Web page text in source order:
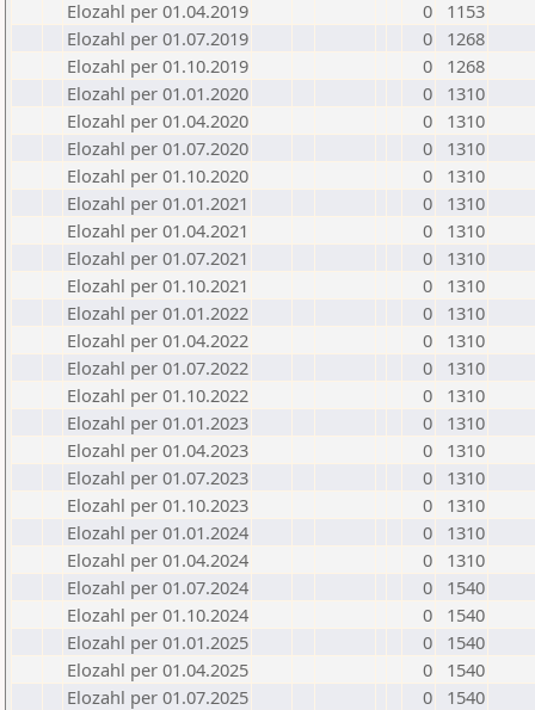
Elozahl per 01.04.2019
0
1153
Elozahl per 01.07.2019
0
1268
Elozahl per 01.10.2019
0
1268
Elozahl per 01.01.2020
0
1310
Elozahl per 01.04.2020
0
1310
Elozahl per 01.07.2020
0
1310
Elozahl per 01.10.2020
0
1310
Elozahl per 01.01.2021
0
1310
Elozahl per 01.04.2021
0
1310
Elozahl per 01.07.2021
0
1310
Elozahl per 01.10.2021
0
1310
Elozahl per 01.01.2022
0
1310
Elozahl per 01.04.2022
0
1310
Elozahl per 01.07.2022
0
1310
Elozahl per 01.10.2022
0
1310
Elozahl per 01.01.2023
0
1310
Elozahl per 01.04.2023
0
1310
Elozahl per 01.07.2023
0
1310
Elozahl per 01.10.2023
0
1310
Elozahl per 01.01.2024
0
1310
Elozahl per 01.04.2024
0
1310
Elozahl per 01.07.2024
0
1540
Elozahl per 01.10.2024
0
1540
Elozahl per 01.01.2025
0
1540
Elozahl per 01.04.2025
0
1540
Elozahl per 01.07.2025
0
1540